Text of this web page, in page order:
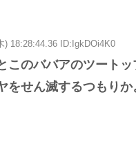
) 18:28:44.36 ID:IgkDOi4K0
このババアのツート
をせん滅するつもりか